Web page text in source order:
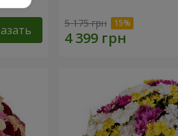
5 175 грн